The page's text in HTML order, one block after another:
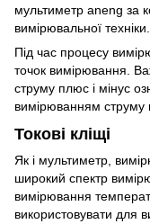
мультиметр aneng за
вимірювальної техніки.
Під час процесу
точок вимірювання.
струму плюс і мінус
вимірюванням струму
Токові кліщі
Як і мультиметр,
широкий спектр
вимірювання
використовувати для